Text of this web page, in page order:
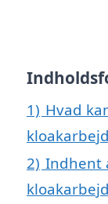
1) Hvad
2) Indhent